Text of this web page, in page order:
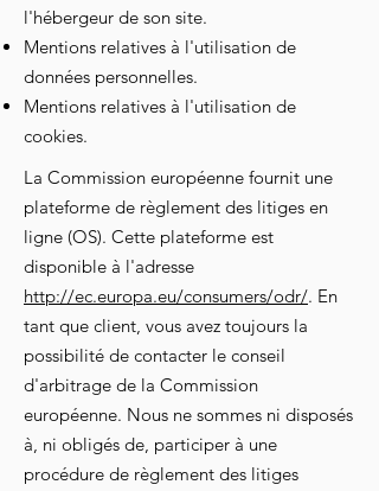
l'hébergeur de son site.
Mentions relatives à l'utilisation de
données personnelles.
Mentions relatives à l'utilisation de
cookies.
La Commission européenne fournit une
plateforme de règlement des litiges en
ligne (OS). Cette plateforme est
disponible à l'adresse
http://ec.europa.eu/consumers/odr/. En
tant que client, vous avez toujours la
possibilité de contacter le conseil
d'arbitrage de la Commission
européenne. Nous ne sommes ni disposés
à, ni obligés de, participer à une
procédure de règlement des litiges